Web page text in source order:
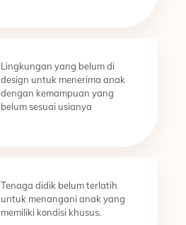
Lingkungan yang belum di
design untuk menerima anak
dengan kemampuan yang
belum sesuai usianya
Tenaga didik belum terlatih
untuk menangani anak yang
memiliki kondisi khusus.